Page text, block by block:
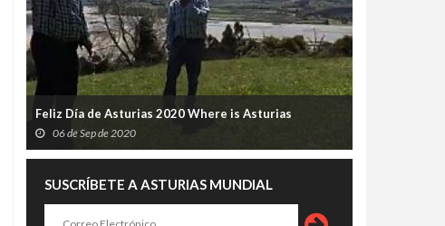
Feliz Día de Asturias 2020 Where is Asturias
06 de Sep de 2020
SUSCRÍBETE A ASTURIAS MUNDIAL